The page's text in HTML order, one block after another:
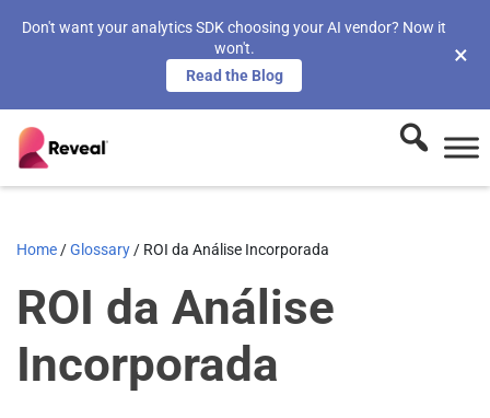
Don't want your analytics SDK choosing your AI vendor? Now it
won't.
Read the Blog
×
Home /Glossary / ROI da Análise Incorporada
ROI da Análise
Incorporada